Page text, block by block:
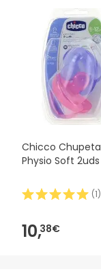
Chicco Chupeta
Physio Soft 2uds
(1)
10,38€